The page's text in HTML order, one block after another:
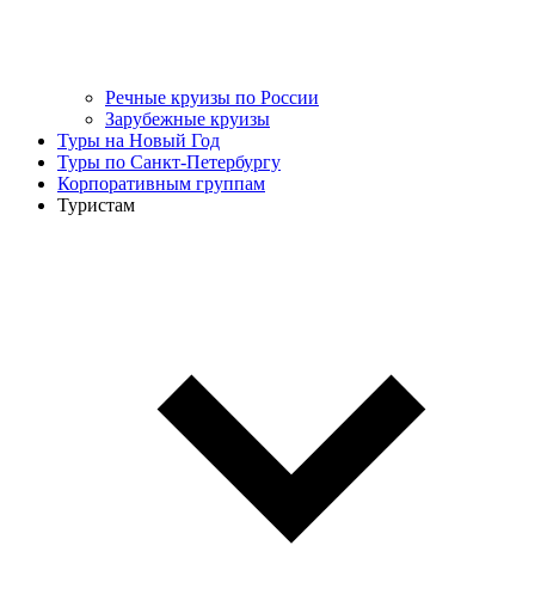
Речные круизы по России
Зарубежные круизы
Туры на Новый Год
Туры по Санкт-Петербургу
Корпоративным группам
Туристам